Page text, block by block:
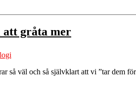
gråta mer
så väl och så självklart att vi ”tar dem